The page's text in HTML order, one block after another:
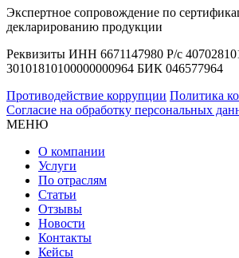
Экспертное сопровождение по
декларированию продукции
Реквизиты ИНН 6671147980 Р/с
30101810100000000964 БИК 046577964
Противодействие коррупции Политика
Согласие на обработку персональных
МЕНЮ
О компании
Услуги
По отраслям
Статьи
Отзывы
Новости
Контакты
Кейсы